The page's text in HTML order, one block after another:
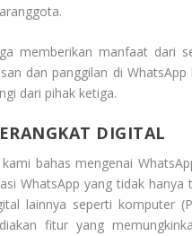
memberikan manfaat dari
dan panggilan di
dari pihak ketiga.
DIGITAL
bahas mengenai
WhatsApp yang tidak
lainnya seperti komputer
fitur yang